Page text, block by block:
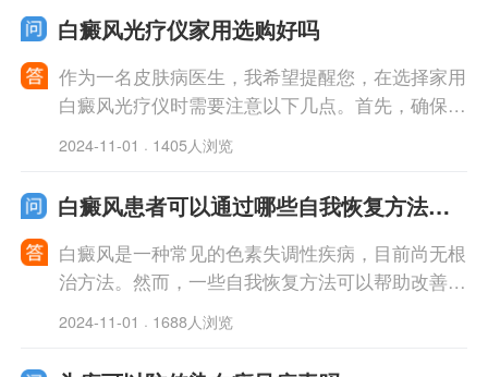
白癜风光疗仪家用选购好吗
作为一名皮肤病医生，我希望提醒您，在选择家用
白癜风光疗仪时需要注意以下几点。首先，确保产
品具有合法的医疗许可证和品牌信誉。其次，了解
产品的治疗原理和功效，确保其能够在一定
2024-11-01 · 1405人浏览
白癜风患者可以通过哪些自我恢复方法来
改善病情呢
白癜风是一种常见的色素失调性疾病，目前尚无根
治方法。然而，一些自我恢复方法可以帮助改善病
情。首先，保持健康的生活习惯，包括合理饮食、
适量运动和充足睡眠，有助于增强身体免疫
2024-11-01 · 1688人浏览